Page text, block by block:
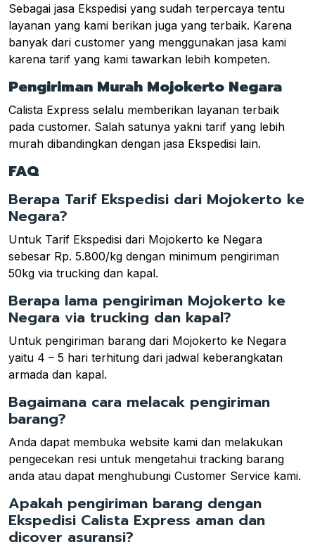
Sebagai jasa Ekspedisi yang sudah terpercaya tentu
layanan yang kami berikan juga yang terbaik. Karena
banyak dari customer yang menggunakan jasa kami
karena tarif yang kami tawarkan lebih kompeten.
Pengiriman Murah Mojokerto Negara
Calista Express selalu memberikan layanan terbaik
pada customer. Salah satunya yakni tarif yang lebih
murah dibandingkan dengan jasa Ekspedisi lain.
FAQ
Berapa Tarif Ekspedisi dari Mojokerto ke
Negara?
Untuk Tarif Ekspedisi dari Mojokerto ke Negara
sebesar Rp. 5.800/kg dengan minimum pengiriman
50kg via trucking dan kapal.
Berapa lama pengiriman Mojokerto ke
Negara via trucking dan kapal?
Untuk pengiriman barang dari Mojokerto ke Negara
yaitu 4 – 5 hari terhitung dari jadwal keberangkatan
armada dan kapal.
Bagaimana cara melacak pengiriman
barang?
Anda dapat membuka website kami dan melakukan
pengecekan resi untuk mengetahui tracking barang
anda atau dapat menghubungi Customer Service kami.
Apakah pengiriman barang dengan
Ekspedisi Calista Express aman dan
dicover asuransi?